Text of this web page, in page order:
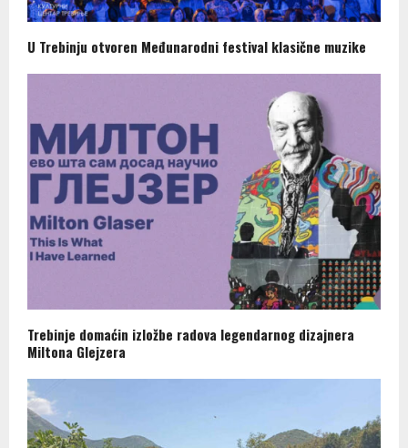
U Trebinju otvoren Međunarodni festival klasične muzike
Trebinje domaćin izložbe radova legendarnog dizajnera
Miltona Glejzera